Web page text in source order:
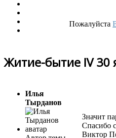
Пожалуйста
Житие-бытие IV30
Илья
Тырданов
Значит
Спасибо
Виктор